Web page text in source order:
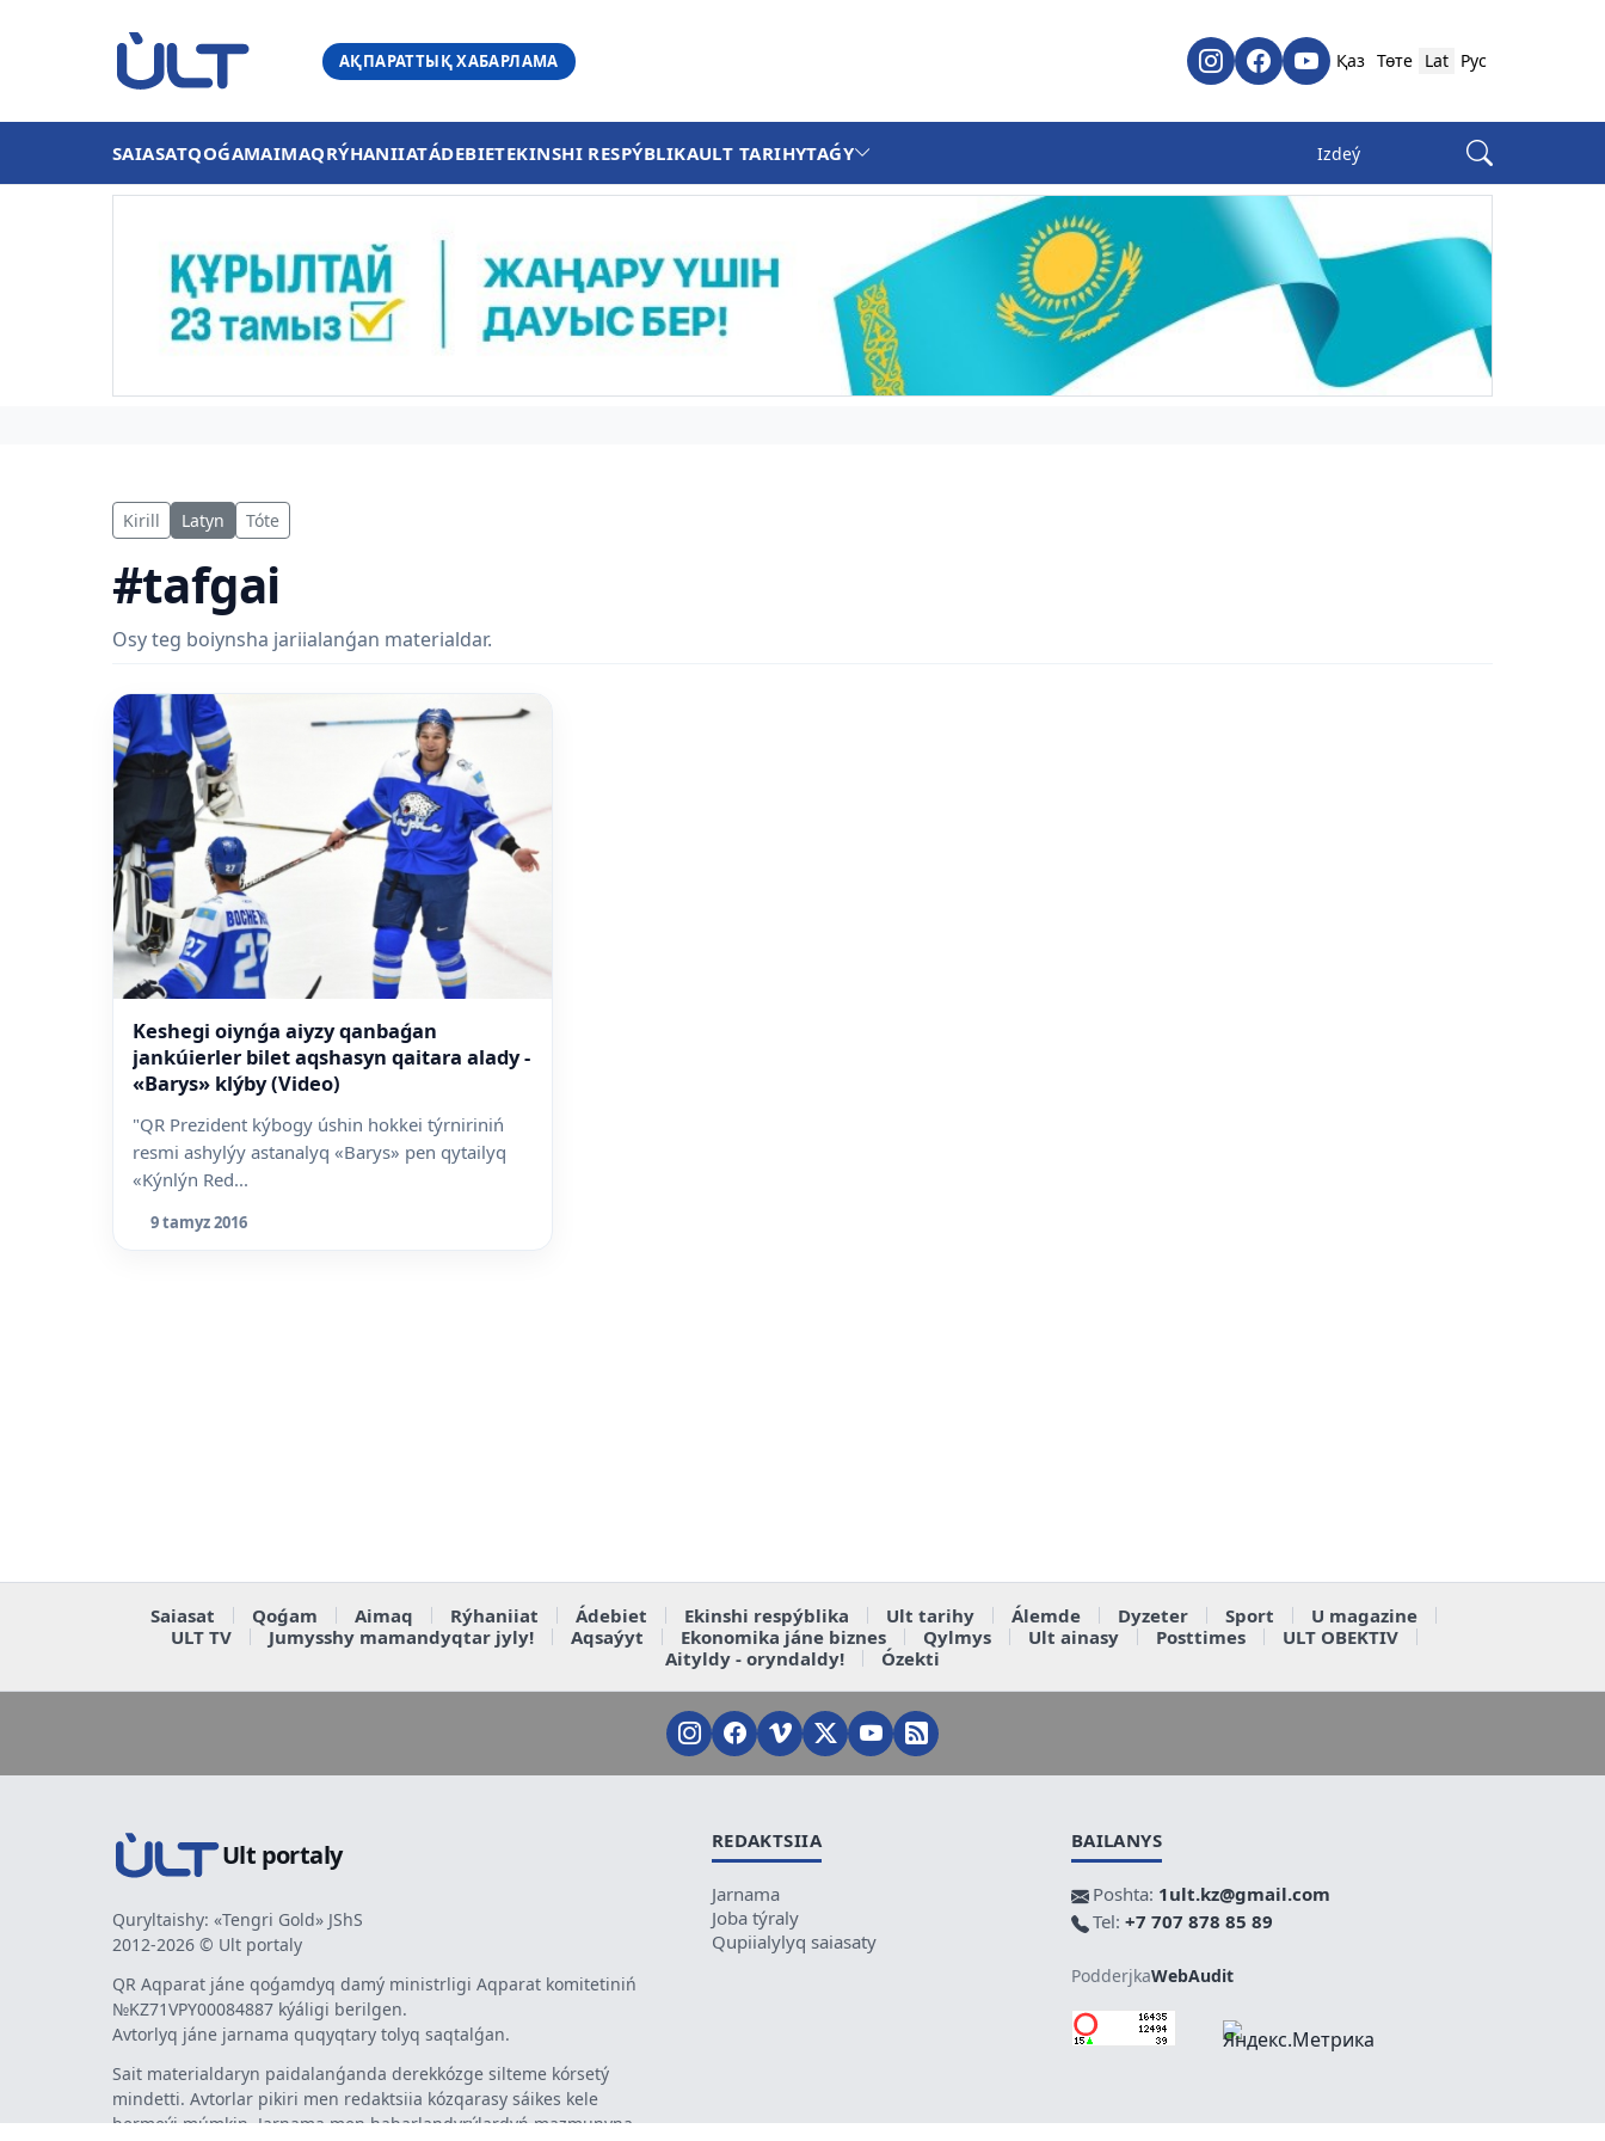
АҚПАРАТТЫҚ ХАБАРЛАМА Қаз Төте Lat Рус
SAIASATQOǴAMAIMAQRÝHANIIATÁDEBIETEKINSHI RESPÝBLIKAULT TARIHYTAǴY
Kirill Latyn Tóte
#tafgai
Osy teg boiynsha jariialanǵan materialdar.
Keshegi oiynǵa aiyzy qanbaǵan
jankúierler bilet aqshasyn qaitara alady -
«Barys» klýby (Video)
"QR Prezident kýbogy úshin hokkei týrniriniń
resmi ashylýy astanalyq «Barys» pen qytailyq
«Kýnlýn Red...
9 tamyz 2016
Saiasat Qoǵam Aimaq Rýhaniiat Ádebiet Ekinshi respýblika Ult tarihy Álemde Dyzeter Sport
U magazine
ULT TV
Jumysshy mamandyqtar jyly! Aqsaýyt Ekonomika jáne biznes Qylmys Ult ainasy Posttimes
ULT OBEKTIV
Aityldy - oryndaldy!
Ózekti
Ult portaly
Quryltaishy: «Tengri Gold» JShS
2012-2026 © Ult portaly
QR Aqparat jáne qoǵamdyq damý ministrligi Aqparat komitetiniń
№KZ71VPY00084887 kýáligi berilgen.
Avtorlyq jáne jarnama quqyqtary tolyq saqtalǵan.
Sait materialdaryn paidalanǵanda derekkózge silteme kórsetý
mindetti. Avtorlar pikiri men redaktsiia kózqarasy sáikes kele
bermeýi múmkin. Jarnama men habarlandyrýlardyń mazmunyna
REDAKTSIIA
Jarnama
Joba týraly
Qupiialylyq saiasaty
BAILANYS
Poshta: 1ult.kz@gmail.com
Tel: +7 707 878 85 89
PodderjkaWebAudit